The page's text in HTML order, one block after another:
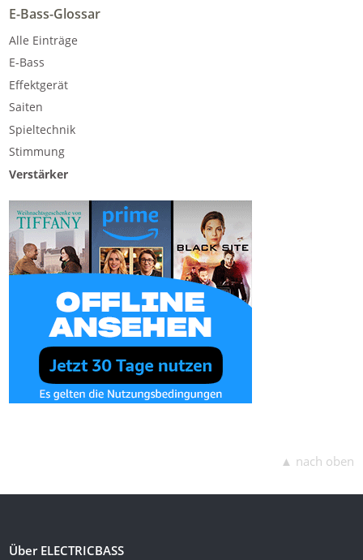
E-Bass-Glossar
Alle Einträge
E-Bass
Effektgerät
Saiten
Spieltechnik
Stimmung
Verstärker
▲ nach oben
Über ELECTRICBASS